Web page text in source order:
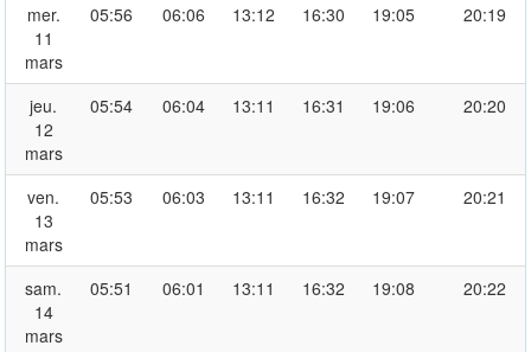
mer.
11
mars
05:56 06:06 13:12 16:30 19:05 20:19
jeu.
12
mars
05:54 06:04 13:11 16:31 19:06 20:20
ven.
13
mars
05:53 06:03 13:11 16:32 19:07 20:21
sam.
14
mars
05:51 06:01 13:11 16:32 19:08 20:22